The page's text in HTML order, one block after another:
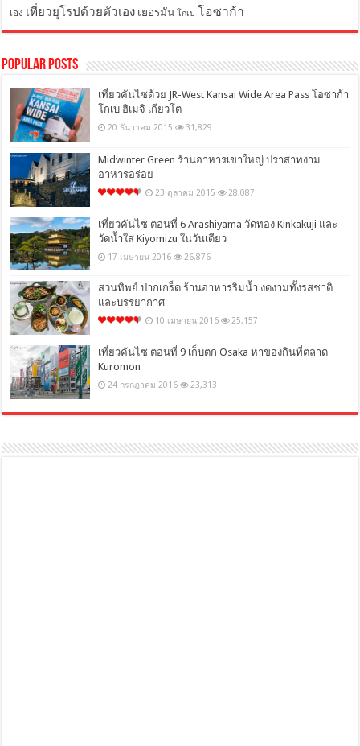
เอง เที่ยวยุโรปด้วยตัวเอง เยอรมัน โกเบ โอซาก้า
Popular Posts
เที่ยวคันไซด้วย JR-West Kansai Wide Area Pass โอซาก้า
โกเบ ฮิเมจิ เกียวโต
20 ธันวาคม 2015 31,829
Midwinter Green ร้านอาหารเขาใหญ่ ปราสาทงาม
อาหารอร่อย
23 ตุลาคม 2015 28,087
เที่ยวคันไซ ตอนที่ 6 Arashiyama วัดทอง Kinkakuji และ
วัดน้ำใส Kiyomizu ในวันเดียว
17 เมษายน 2016 26,876
สวนทิพย์ ปากเกร็ด ร้านอาหารริมน้ำ งดงามทั้งรสชาติ
และบรรยากาศ
10 เมษายน 2016 25,157
เที่ยวคันไซ ตอนที่ 9 เก็บตก Osaka หาของกินที่ตลาด
Kuromon
24 กรกฎาคม 2016 23,313